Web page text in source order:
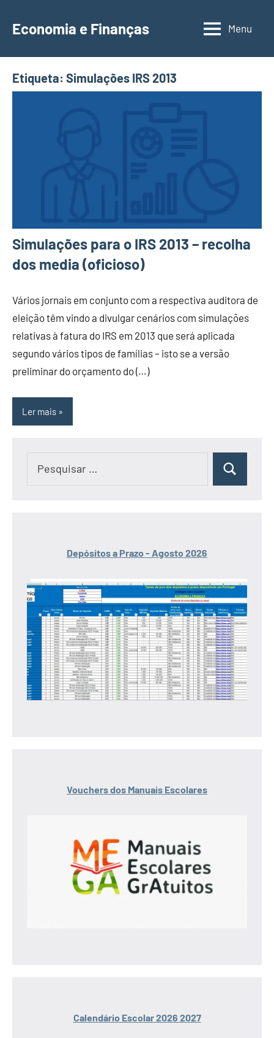
para
conteúdo
Economia e Finanças
Depósitos
IRS,
Finanças
Menu
Etiqueta: Simulações IRS 2013
Simulações para o IRS 2013 – recolha
dos media (oficioso)
Vários jornais em conjunto com a respectiva auditora de
eleição têm vindo a divulgar cenários com simulações
relativas à fatura do IRS em 2013 que será aplicada
segundo vários tipos de famílias – isto se a versão
preliminar do orçamento do (…)
Ler mais
Pesquisar
Depósitos a Prazo - Agosto 2026
Vouchers dos Manuais Escolares
Calendário Escolar 2026 2027